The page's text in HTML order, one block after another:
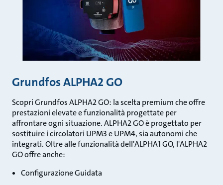
Grundfos ALPHA2 GO
Scopri Grundfos ALPHA2 GO: la scelta premium che offre
prestazioni elevate e funzionalità progettate per
affrontare ogni situazione. ALPHA2 GO è progettato per
sostituire i circolatori UPM3 e UPM4, sia autonomi che
integrati. Oltre alle funzionalità dell'ALPHA1 GO, l'ALPHA2
GO offre anche:
Configurazione Guidata